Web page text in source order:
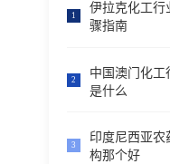
1
伊拉克化工行
骤指南
2
中国澳门化工
是什么
3
印度尼西亚农
构那个好